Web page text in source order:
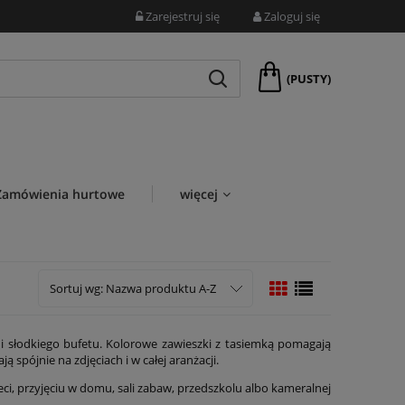
Zarejestruj się Zaloguj się
(PUSTY)
hurtowe więcej
Sortuj wg: Nazwa produktu A-Z
bufetu. Kolorowe zawieszki z tasiemką pomagają
na zdjęciach i w całej aranżacji.
przyjęciu w domu, sali zabaw, przedszkolu albo kameralnej